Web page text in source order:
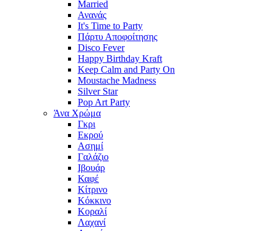
Married
Ανανάς
It's Time to Party
Πάρτυ Αποφοίτησης
Disco Fever
Happy Birthday Kraft
Keep Calm and Party On
Moustache Madness
Silver Star
Pop Art Party
Άνα Χρώμα
Γκρι
Εκρού
Ασημί
Γαλάζιο
Ιβουάρ
Καφέ
Κίτρινο
Κόκκινο
Κοραλί
Λαχανί